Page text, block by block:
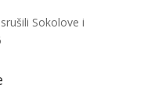
Sokolove i